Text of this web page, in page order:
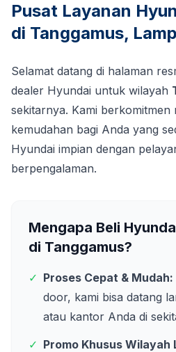
Pusat Layanan
di Tanggamus,
Selamat datang di halaman
dealer Hyundai untuk wilayah
sekitarnya. Kami berkomitmen
kemudahan bagi Anda yang
Hyundai impian dengan
berpengalaman.
Mengapa Beli
di Tanggamus?
✓ Proses Cepat & Mudah:
door, kami bisa datang
atau kantor Anda di
✓ Promo Khusus Wilayah